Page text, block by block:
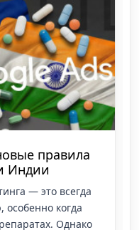
правила
Индии
— это всегда
когда
Однако